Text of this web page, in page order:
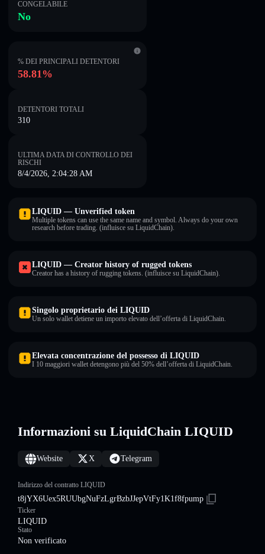
CONGELABILE
No
% DEI PRINCIPALI DETENTORI
58.81%
DETENTORI TOTALI
310
ULTIMA DATA DI CONTROLLO DEI
RISCHI
8/4/2026, 2:04:28 AM
LIQUID — Unverified token
Multiple tokens can use the same name and symbol. Always do your own
research before trading. (influisce su LiquidChain).
LIQUID — Creator history of rugged tokens
Creator has a history of rugging tokens. (influisce su LiquidChain).
Singolo proprietario dei LIQUID
Un solo wallet detiene un importo elevato dell’offerta di LiquidChain.
Elevata concentrazione del possesso di LIQUID
I 10 maggiori wallet detengono più del 50% dell’offerta di LiquidChain.
Informazioni su LiquidChain LIQUID
Website X Telegram
Indirizzo del contratto LIQUID
t8jYX6Uex5RUUbgNuFzLgrBzbJJepVtFy1K1f8fpump
Ticker
LIQUID
Stato
Non verificato